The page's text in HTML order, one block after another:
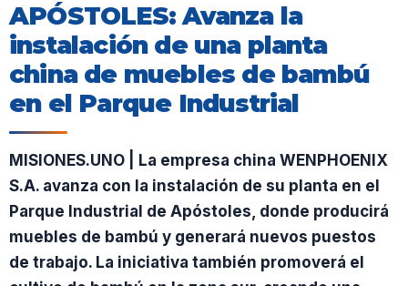
APÓSTOLES: Avanza la
instalación de una planta
china de muebles de bambú
en el Parque Industrial
MISIONES.UNO | La empresa china WENPHOENIX
S.A. avanza con la instalación de su planta en el
Parque Industrial de Apóstoles, donde producirá
muebles de bambú y generará nuevos puestos
de trabajo. La iniciativa también promoverá el